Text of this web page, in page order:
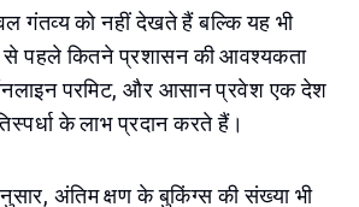
गंतव्य को नहीं देखते हैं बल्कि यह भी
पहले कितने प्रशासन की आवश्यकता
परमिट, और आसान प्रवेश एक देश
के लाभ प्रदान करते हैं।
अंतिम क्षण के बुकिंग्स की संख्या भी